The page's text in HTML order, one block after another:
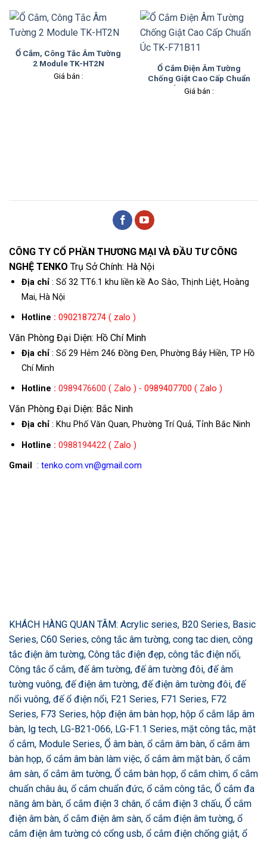
Ổ Cắm, Công Tắc Âm Tường
2 Module TK-HT2N
Giá bán :
Ổ Cắm Điện Âm Tường
Chống Giật Cao Cấp Chuẩn
Úc TK-F71B11
Giá bán :
CÔNG TY CỔ PHẦN THƯƠNG MẠI VÀ ĐẦU TƯ CÔNG
NGHỆ TENKO Trụ Sở Chính: Hà Nội
Địa chỉ: Số 32 TT6.1 khu liền kề Ao Sào, Thịnh Liệt, Hoàng
Mai, Hà Nội
Hotline : 0902187274 ( zalo )
Văn Phòng Đại Diện: Hồ Chí Minh
Địa chỉ: Số 29 Hẻm 246 Đồng Đen, Phường Bảy Hiền, TP Hồ
Chí Minh
Hotline : 0989476600 ( Zalo ) - 0989407700 ( Zalo )
Văn Phòng Đại Diện: Bắc Ninh
Địa chỉ: Khu Phố Văn Quan, Phường Trí Quả, Tỉnh Bắc Ninh
Hotline : 0988194422( Zalo )
Gmail : tenko.com.vn@gmail.com
KHÁCH HÀNG QUAN TÂM: Acrylic series, B20 Series, Basic
Series, C60 Series, công tắc âm tường, cong tac dien, công
tắc điện âm tường, Công tắc điện đẹp, công tắc điện nổi,
Công tắc ổ cắm, đế âm tường, đế âm tường đôi, đế âm
tường vuông, đế điện âm tường, đế điện âm tường đôi, đế
nổi vuông, đế ổ điện nổi, F21 Series, F71 Series, F72
Series, F73 Series, hộp điện âm bàn họp, hộp ổ cắm lắp âm
bàn, lg tech, LG-B21-066, LG-F1.1 Series, mặt công tắc, mặt
ổ cắm, Module Series, Ổ âm bàn, ổ cắm âm bàn, ổ cắm âm
bàn họp, ổ cắm âm bàn làm việc, ổ cắm âm mặt bàn, ổ cắm
âm sàn, ổ cắm âm tường, Ổ cắm bàn họp, ổ cắm chìm, ổ cắm
chuẩn châu âu, ổ cắm chuẩn đức, ổ cắm công tắc, Ổ cắm đa
năng âm bàn, ổ cắm điện 3 chân, ổ cắm điện 3 chấu, Ổ cắm
điện âm bàn, ổ cắm điện âm sàn, ổ cắm điện âm tường, ổ
cắm điện âm tường có cổng usb, ổ cắm điện chống giật, ổ